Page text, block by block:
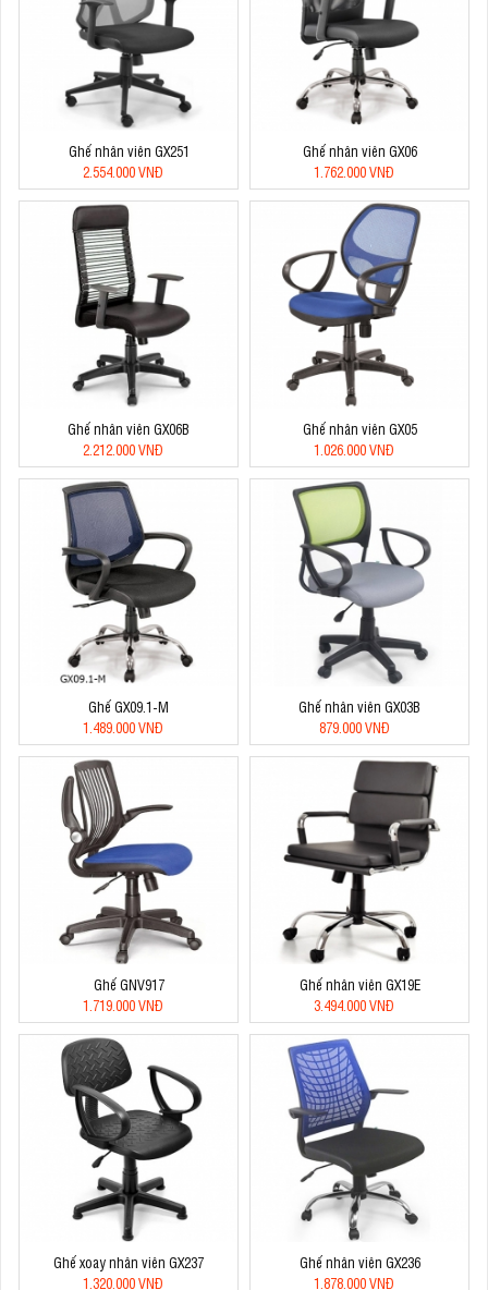
Ghế nhân viên GX251
2.554.000 VNĐ
Ghế nhân viên GX06
1.762.000 VNĐ
Ghế nhân viên GX06B
2.212.000 VNĐ
Ghế nhân viên GX05
1.026.000 VNĐ
Ghế GX09.1-M
1.489.000 VNĐ
Ghế nhân viên GX03B
879.000 VNĐ
Ghế GNV917
1.719.000 VNĐ
Ghế nhân viên GX19E
3.494.000 VNĐ
Ghế xoay nhân viên GX237
1.320.000 VNĐ
Ghế nhân viên GX236
1.878.000 VNĐ